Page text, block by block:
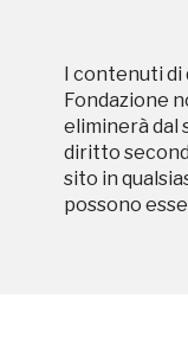
I contenuti di
Fondazione
eliminerà dal
diritto
sito in
possono
giorni
bella,